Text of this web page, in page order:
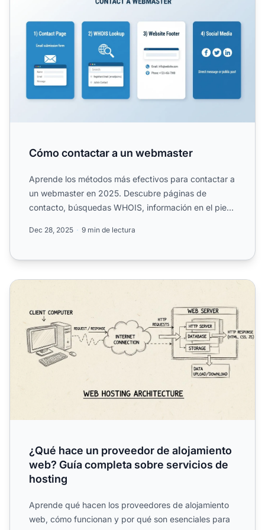
Cómo contactar a un webmaster
Aprende los métodos más efectivos para contactar a
un webmaster en 2025. Descubre páginas de
contacto, búsquedas WHOIS, información en el pie
Dec 28, 2025 9 min de lectura
¿Qué hace un proveedor de alojamiento web? Guía
¿Qué hace un proveedor de alojamiento
web? Guía completa sobre servicios de
hosting
Aprende qué hacen los proveedores de alojamiento
web, cómo funcionan y por qué son esenciales para